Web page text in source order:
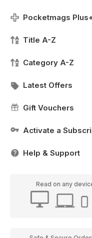
Pocketmags
Title A-Z
Category A-Z
Latest Offers
Gift Vouchers
Activate a
Help & Support
Read on any